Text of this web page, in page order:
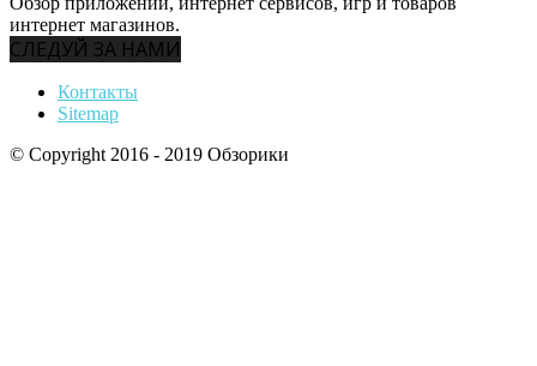
интернет магазинов.
СЛЕДУЙ ЗА НАМИ
Контакты
Sitemap
© Copyright 2016 - 2019 Обзорики